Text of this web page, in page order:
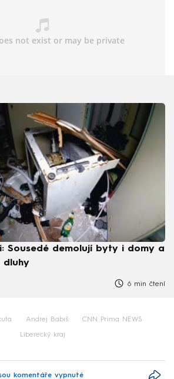
Sousedé demolují byty i domy a
dluhy
6 min čtení
Andrej Babiš CNN Prima NEWS
Liberecký kraj
komentáře vypnuté